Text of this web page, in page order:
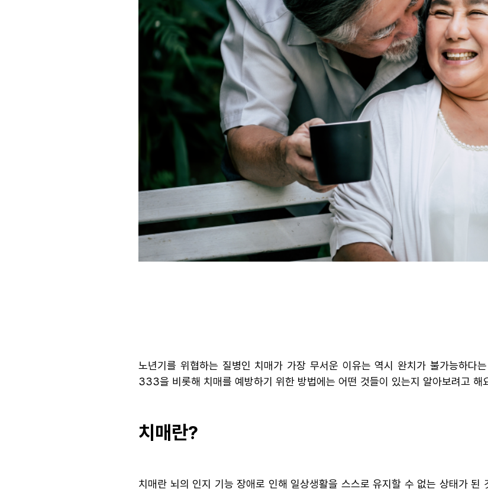
노년기를 위협하는 질병인 치매가 가장 무서운 이유는 역시 완치가 불가능하다
333을 비롯해 치매를 예방하기 위한 방법에는 어떤 것들이 있는지 알아보려고 해
치매란?
치매란 뇌의 인지 기능 장애로 인해 일상생활을 스스로 유지할 수 없는 상태가 된